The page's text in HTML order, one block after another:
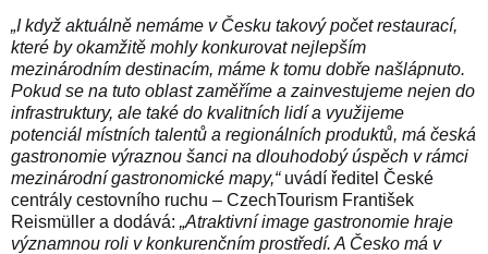
„I když aktuálně nemáme v Česku takový počet restaurací,
které by okamžitě mohly konkurovat nejlepším
mezinárodním destinacím, máme k tomu dobře našlápnuto.
Pokud se na tuto oblast zaměříme a zainvestujeme nejen do
infrastruktury, ale také do kvalitních lidí a využijeme
potenciál místních talentů a regionálních produktů, má česká
gastronomie výraznou šanci na dlouhodobý úspěch v rámci
mezinárodní gastronomické mapy,“uvádí ředitel České
centrály cestovního ruchu – CzechTourism František
Reismüller a dodává: „Atraktivní image gastronomie hraje
významnou roli v konkurenčním prostředí. A Česko má v